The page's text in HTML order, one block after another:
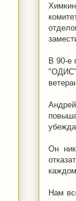
В 90-е
Он
Нам